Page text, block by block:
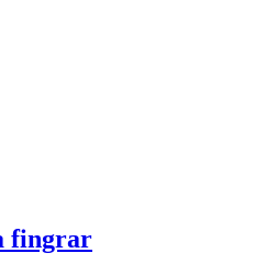
fingrar